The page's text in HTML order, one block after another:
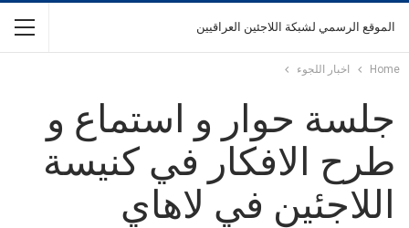
الموقع الرسمي لشبكة اللاجئين العراقيين
Home اخبار اللجوء
جلسة حوار و استماع و
طرح الافكار في كنيسة
اللاجئين في لاهاي